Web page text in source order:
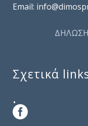
Email:
Σχετικά
.